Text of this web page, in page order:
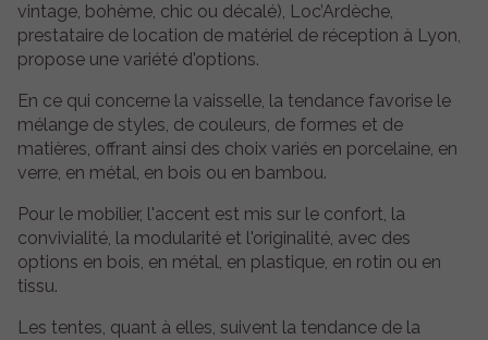
vintage, bohème, chic ou décalé), Loc’Ardèche,
prestataire de location de matériel de réception à Lyon,
propose une variété d'options.
En ce qui concerne la vaisselle, la tendance favorise le
mélange de styles, de couleurs, de formes et de
matières, offrant ainsi des choix variés en porcelaine, en
verre, en métal, en bois ou en bambou.
Pour le mobilier, l'accent est mis sur le confort, la
convivialité, la modularité et l'originalité, avec des
options en bois, en métal, en plastique, en rotin ou en
tissu.
Les tentes, quant à elles, suivent la tendance de la